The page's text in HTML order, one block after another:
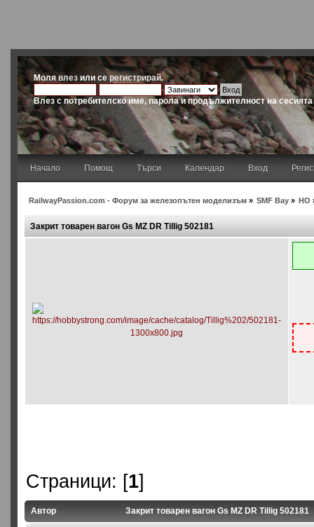
Молявлез или серегистрирай.
Влез с потребителско име, парола и продължителност на сесията
Начало Помощ Търси Календар Вход
RailwayPassion.com - Форум за железопътен моделизъм» SMF Bay » HO
Закрит товарен вагон Gs MZ DR Tillig 502181
Страници: [1]
Автор Закрит товарен вагон Gs MZ DR Tillig 502181